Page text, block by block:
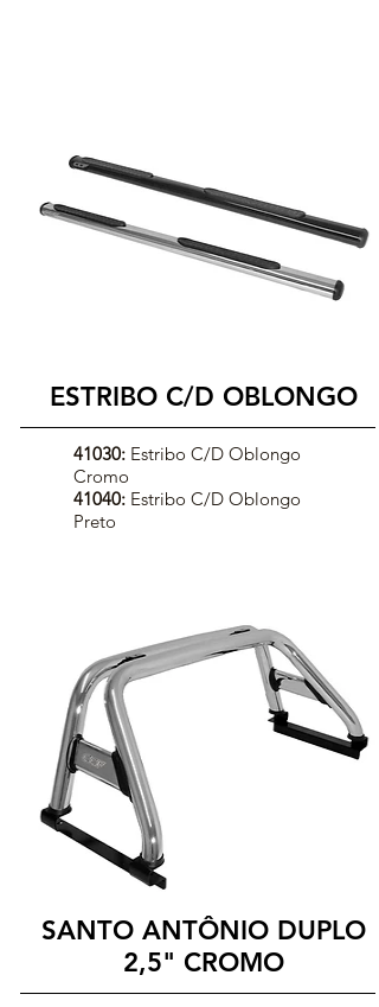
ESTRIBO C/D OBLONGO
41030: Estribo C/D Oblongo
Cromo
41040: Estribo C/D Oblongo
Preto
SANTO ANTÔNIO DUPLO
2,5" CROMO